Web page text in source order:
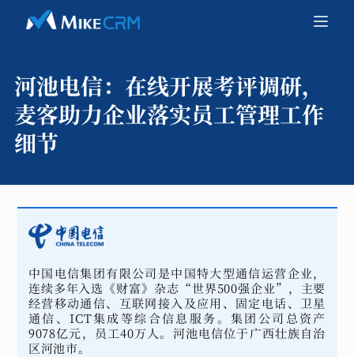
河池电信： 在线开展考评调研，
麦客助力企业落实员工管理工作
细节
中国电信集团有限公司是中国特大型通信运营企业，
连续多年入选《财富》杂志“世界500强企业”，主要
经营移动通信、互联网接入及应用、固定电话、卫星
通信、ICT集成等综合信息服务。集团公司总资产
9078亿元，员工40万人。河池电信位于广西壮族自治
区河池市。